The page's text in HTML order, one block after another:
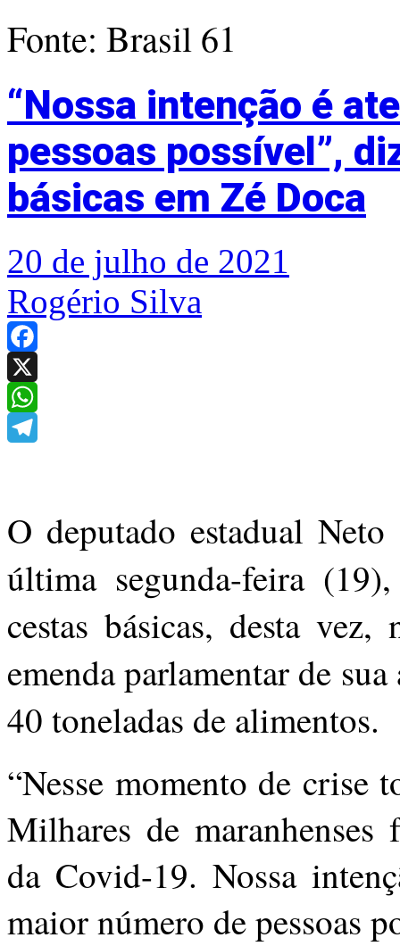
Fonte: Brasil 61
“Nossa intenção é
pessoas possível”,
básicas em Zé Doca
20 de julho de 2021
Rogério Silva
Facebook
X
WhatsApp
O deputado estadual
última segunda-feira
cestas básicas, desta
emenda parlamentar de
40 toneladas de alimentos.
“Nesse momento de crise
Milhares de maranhenses
da Covid-19. Nossa
maior número de pessoas